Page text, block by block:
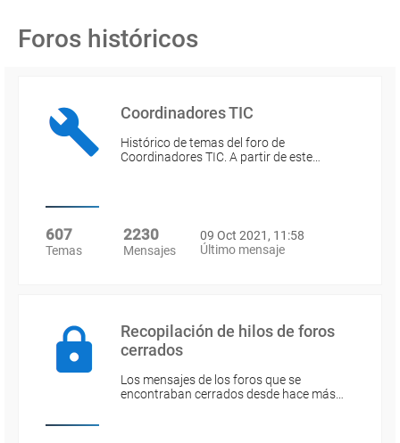
Foros históricos
Coordinadores TIC
Histórico de temas del foro de
Coordinadores TIC. A partir de este…
607
Temas
2230
Mensajes
09 Oct 2021, 11:58
Último mensaje
Recopilación de hilos de foros
cerrados
Los mensajes de los foros que se
encontraban cerrados desde hace más…